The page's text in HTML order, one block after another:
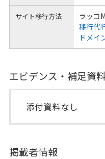
サイト移行方法
ラッコ
移行代
ドメイ
エビデンス・補足資
添付資料なし
掲載者情報